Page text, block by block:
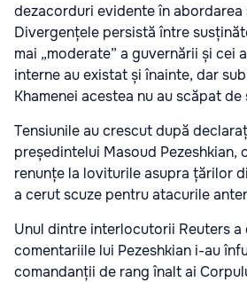
dezacorduri evidente în
Divergențele persistă între
mai „moderate” a guvernării și cei
interne au existat și înainte, dar
Khamenei acestea nu au scăpat
Tensiunile au crescut după
președintelui Masoud Pezeshkian,
renunțe la loviturile asupra țărilor
a cerut scuze pentru atacurile
Unul dintre interlocutorii Reuters a
comentariile lui Pezeshkian i-au
comandanții de rang înalt ai